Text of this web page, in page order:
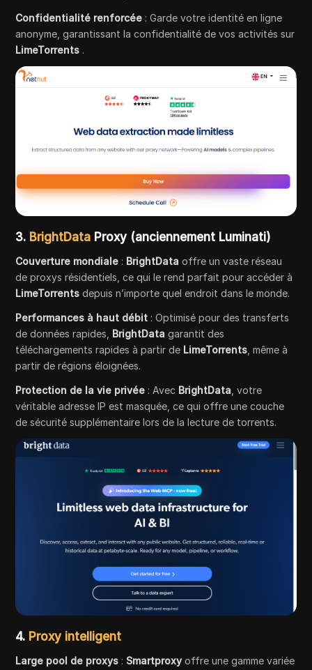
Confidentialité renforcée : Garde votre identité en ligne
anonyme, garantissant la confidentialité de vos activités sur
LimeTorrents .
3. BrightData Proxy (anciennement Luminati)
Couverture mondiale : BrightData offre un vaste réseau
de proxys résidentiels, ce qui le rend parfait pour accéder à
LimeTorrents depuis n’importe quel endroit dans le monde.
Performances à haut débit : Optimisé pour des transferts
de données rapides, BrightData garantit des
téléchargements rapides à partir de LimeTorrents , même à
partir de régions éloignées.
Protection de la vie privée : Avec BrightData , votre
véritable adresse IP est masquée, ce qui offre une couche
de sécurité supplémentaire lors de la lecture de torrents.
4. Proxy intelligent
Large pool de proxys : Smartproxyoffre une gamme variée